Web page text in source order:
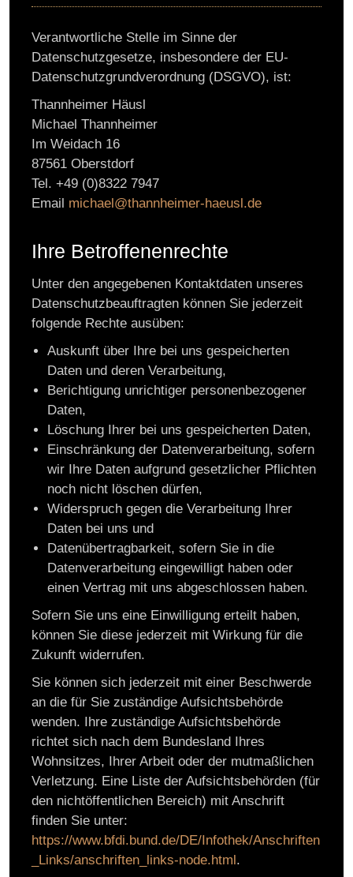
Verantwortliche Stelle im Sinne der
Datenschutzgesetze, insbesondere der EU-
Datenschutzgrundverordnung (DSGVO), ist:
Thannheimer Häusl
Michael Thannheimer
Im Weidach 16
87561 Oberstdorf
Tel. +49 (0)8322 7947
Email michael@thannheimer-haeusl.de
Ihre Betroffenenrechte
Unter den angegebenen Kontaktdaten unseres
Datenschutzbeauftragten können Sie jederzeit
folgende Rechte ausüben:
Auskunft über Ihre bei uns gespeicherten
Daten und deren Verarbeitung,
Berichtigung unrichtiger personenbezogener
Daten,
Löschung Ihrer bei uns gespeicherten Daten,
Einschränkung der Datenverarbeitung, sofern
wir Ihre Daten aufgrund gesetzlicher Pflichten
noch nicht löschen dürfen,
Widerspruch gegen die Verarbeitung Ihrer
Daten bei uns und
Datenübertragbarkeit, sofern Sie in die
Datenverarbeitung eingewilligt haben oder
einen Vertrag mit uns abgeschlossen haben.
Sofern Sie uns eine Einwilligung erteilt haben,
können Sie diese jederzeit mit Wirkung für die
Zukunft widerrufen.
Sie können sich jederzeit mit einer Beschwerde
an die für Sie zuständige Aufsichtsbehörde
wenden. Ihre zuständige Aufsichtsbehörde
richtet sich nach dem Bundesland Ihres
Wohnsitzes, Ihrer Arbeit oder der mutmaßlichen
Verletzung. Eine Liste der Aufsichtsbehörden (für
den nichtöffentlichen Bereich) mit Anschrift
finden Sie unter:
https://www.bfdi.bund.de/DE/Infothek/Anschriften
_Links/anschriften_links-node.html.